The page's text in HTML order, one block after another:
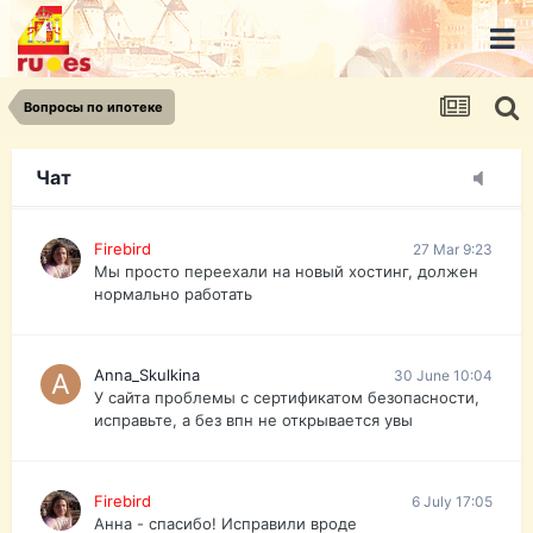
Вопросы по ипотеке
Чат
urist.dokument@gmail.com
https://pasport-ua.com/
Телеграмм @uristpassua
Firebird
Друзья - из России без VPN сайт и форум
Firebird 27 Mar 9:23
Мы просто переехали на новый хостинг, должен
нормально работать
Anna_Skulkina 30 June 10:04
У сайта проблемы с сертификатом безопасности,
исправьте, а без впн не открывается увы
Firebird 6 July 17:05
Анна - спасибо! Исправили вроде